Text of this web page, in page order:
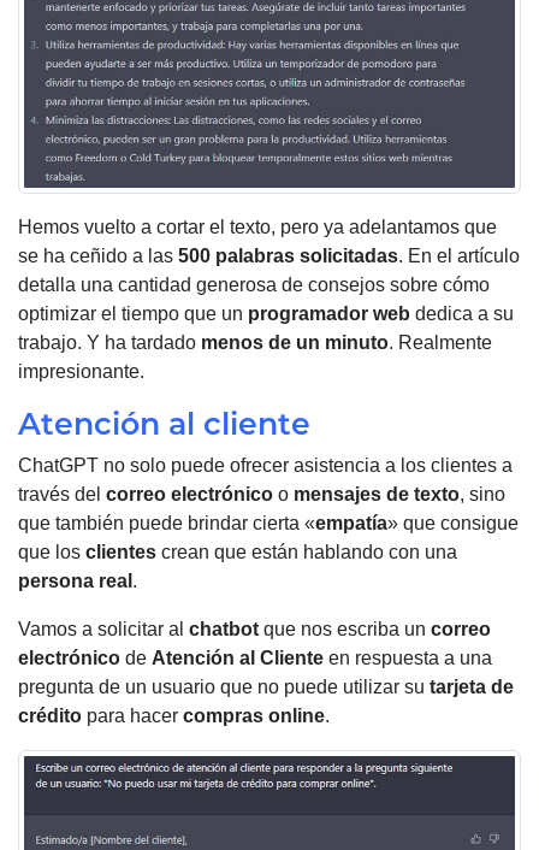
Hemos vuelto a cortar el texto, pero ya adelantamos que
se ha ceñido a las 500 palabras solicitadas. En el artículo
detalla una cantidad generosa de consejos sobre cómo
optimizar el tiempo que un programador web dedica a su
trabajo. Y ha tardado menos de un minuto. Realmente
impresionante.
Atención al cliente
ChatGPT no solo puede ofrecer asistencia a los clientes a
través del correo electrónico o mensajes de texto, sino
que también puede brindar cierta «empatía» que consigue
que los clientes crean que están hablando con una
persona real .
Vamos a solicitar al chatbot que nos escriba un correo
electrónico de Atención al Cliente en respuesta a una
pregunta de un usuario que no puede utilizar su tarjeta de
crédito para hacer compras online.